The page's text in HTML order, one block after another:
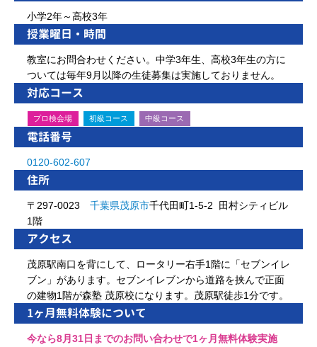
小学2年～高校3年
授業曜日・時間
教室にお問合わせください。中学3年生、高校3年生の方に
ついては毎年9月以降の生徒募集は実施しておりません。
対応コース
プロ検会場 初級コース 中級コース
電話番号
0120-602-607
住所
〒297-0023 千葉県茂原市千代田町1-5-2 田村シティビル
1階
アクセス
茂原駅南口を背にして、ロータリー右手1階に「セブンイレ
ブン」があります。セブンイレブンから道路を挟んで正面
の建物1階が森塾 茂原校になります。茂原駅徒歩1分です。
1ヶ月無料体験について
今なら8月31日までのお問い合わせで1ヶ月無料体験実施